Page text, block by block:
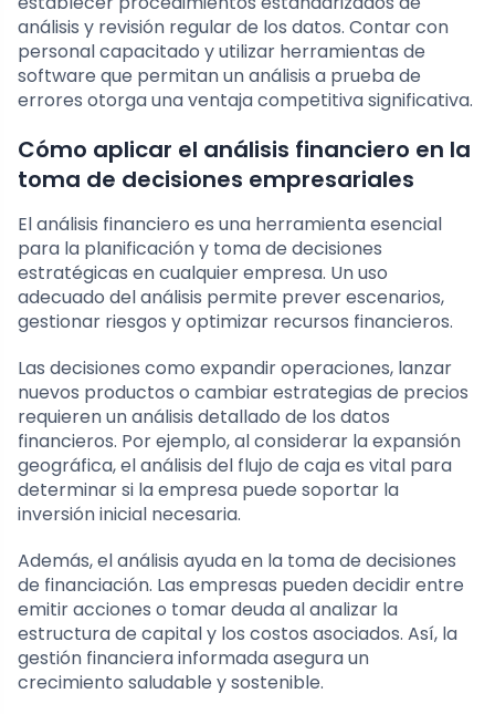
análisis y revisión regular de los datos. Contar con
personal capacitado y utilizar herramientas de
software que permitan un análisis a prueba de
errores otorga una ventaja competitiva significativa.
Cómo aplicar el análisis financiero en la
toma de decisiones empresariales
El análisis financiero es una herramienta esencial
para la planificación y toma de decisiones
estratégicas en cualquier empresa. Un uso
adecuado del análisis permite prever escenarios,
gestionar riesgos y optimizar recursos financieros.
Las decisiones como expandir operaciones, lanzar
nuevos productos o cambiar estrategias de precios
requieren un análisis detallado de los datos
financieros. Por ejemplo, al considerar la expansión
geográfica, el análisis del flujo de caja es vital para
determinar si la empresa puede soportar la
inversión inicial necesaria.
Además, el análisis ayuda en la toma de decisiones
de financiación. Las empresas pueden decidir entre
emitir acciones o tomar deuda al analizar la
estructura de capital y los costos asociados. Así, la
gestión financiera informada asegura un
crecimiento saludable y sostenible.